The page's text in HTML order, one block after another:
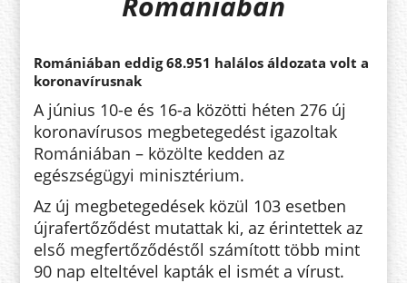
Romániában eddig 68.951 halálos áldozata volt a
koronavírusnak
A június 10-e és 16-a közötti héten 276 új
koronavírusos megbetegedést igazoltak
Romániában – közölte kedden az
egészségügyi minisztérium.
Az új megbetegedések közül 103 esetben
újrafertőződést mutattak ki, az érintettek az
első megfertőződéstől számított több mint
90 nap elteltével kapták el ismét a vírust.